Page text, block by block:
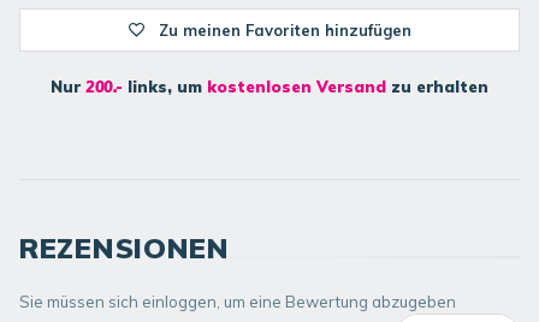
Zu meinen Favoriten hinzufügen
Nur200.- links, um kostenlosen Versandzu erhalten
REZENSIONEN
Sie müssen sich einloggen, um eine Bewertung abzugeben